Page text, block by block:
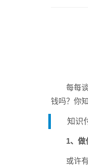
每每
钱吗？你
知识
1、做
或许